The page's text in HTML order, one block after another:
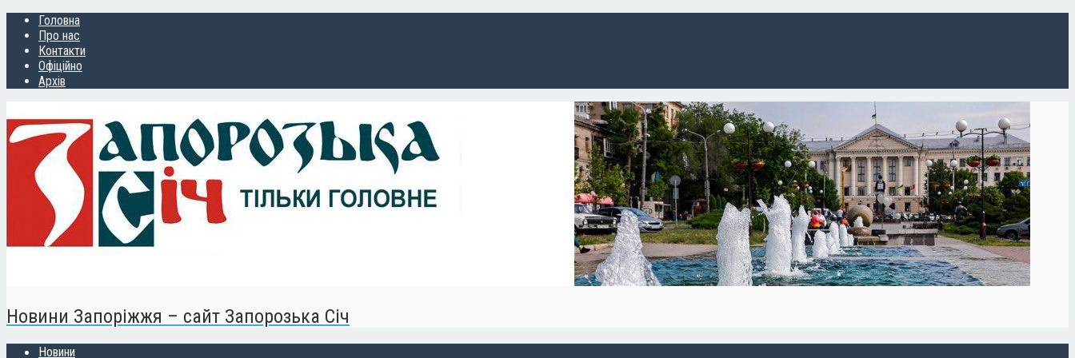
Головна
Про нас
Контакти
Офіційно
Архів
Новини Запоріжжя – сайт Запорозька Січ
Новини